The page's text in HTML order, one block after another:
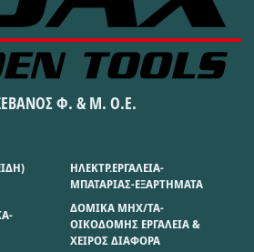
Φ. & Μ. Ο.Ε.
ΗΛΕΚΤΡ.ΕΡΓΑΛΕΙΑ-
ΜΠΑΤΑΡΙΑΣ-ΕΞΑΡΤΗΜΑΤΑ
ΔΟΜΙΚΑ ΜΗΧ/ΤΑ-
ΟΙΚΟΔΟΜΗΣ ΕΡΓΑΛΕΙΑ &
ΧΕΙΡΟΣ ΔΙΑΦΟΡΑ